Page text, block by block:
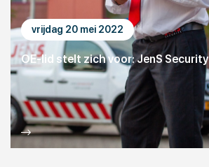
vrijdag 20 mei 2022
OE-lid stelt zich voor: JenS Security